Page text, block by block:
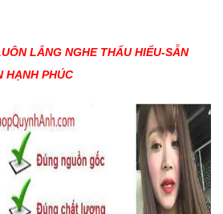
LẮNG NGHE THẤU HIỂU-SẴN
HẠNH PHÚC